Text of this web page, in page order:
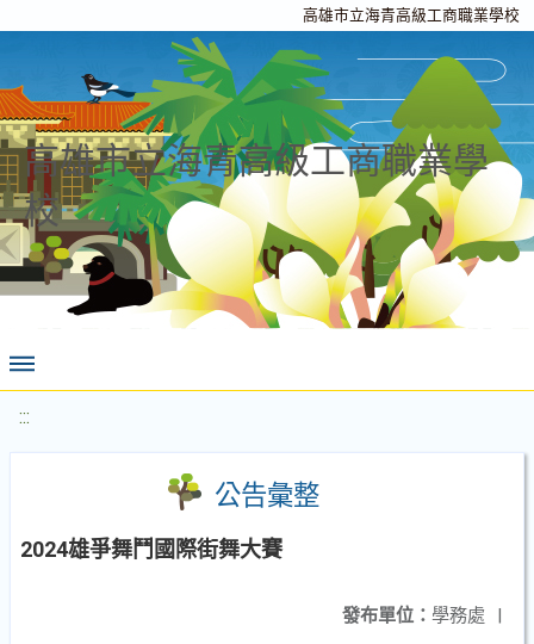
高雄市立海青高級工商職業學校
高雄市立海青高級工商職業學
校
:::
公告彙整
2024雄爭舞鬥國際街舞大賽
發布單位： 學務處 |